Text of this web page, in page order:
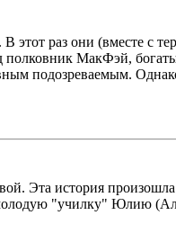
этот раз они (вместе с
полковник МакФэй,
подозреваемым.
Эта история
"училку" Юлию